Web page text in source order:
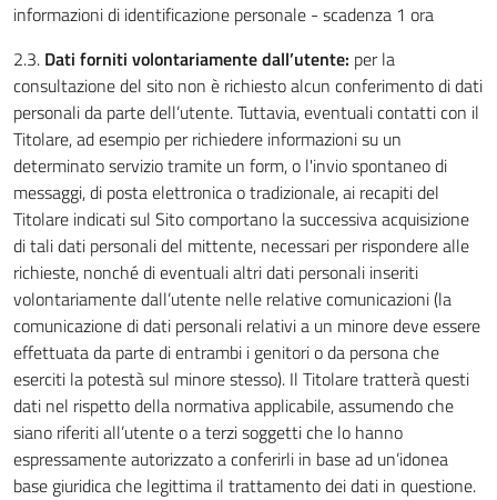
informazioni di identificazione personale - scadenza 1 ora
2.3. Dati forniti volontariamente dall’utente: per la
consultazione del sito non è richiesto alcun conferimento di dati
personali da parte dell’utente. Tuttavia, eventuali contatti con il
Titolare, ad esempio per richiedere informazioni su un
determinato servizio tramite un form, o l'invio spontaneo di
messaggi, di posta elettronica o tradizionale, ai recapiti del
Titolare indicati sul Sito comportano la successiva acquisizione
di tali dati personali del mittente, necessari per rispondere alle
richieste, nonché di eventuali altri dati personali inseriti
volontariamente dall’utente nelle relative comunicazioni (la
comunicazione di dati personali relativi a un minore deve essere
effettuata da parte di entrambi i genitori o da persona che
eserciti la potestà sul minore stesso). Il Titolare tratterà questi
dati nel rispetto della normativa applicabile, assumendo che
siano riferiti all’utente o a terzi soggetti che lo hanno
espressamente autorizzato a conferirli in base ad un’idonea
base giuridica che legittima il trattamento dei dati in questione.